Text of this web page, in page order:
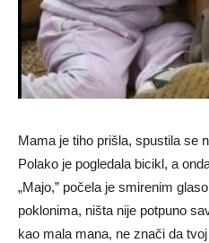
Mama je tiho prišla, spustila se
Polako je pogledala bicikl, a
„Majo,” počela je smirenim
poklonima, ništa nije potpuno
kao mala mana, ne znači da